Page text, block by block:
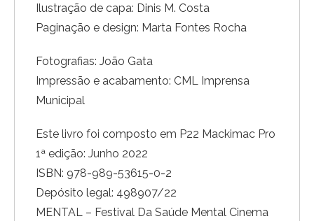
Ilustração de capa: Dinis M. Costa
Paginação e design: Marta Fontes Rocha
Fotografias: João Gata
Impressão e acabamento: CML Imprensa
Municipal
Este livro foi composto em P22 Mackimac Pro
1ª edição: Junho 2022
ISBN: 978-989-53615-0-2
Depósito legal: 498907/22
MENTAL – Festival Da Saúde Mental Cinema